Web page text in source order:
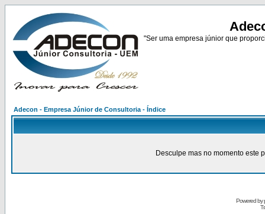
"Ser uma empresa júnior que
Adecon - Empresa Júnior de Consultoria - Índice
Desculpe mas no momento este
Powered by